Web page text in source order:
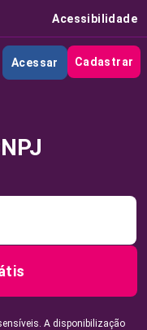
Acessibilidade
Acessar Cadastrar
A disponibilização